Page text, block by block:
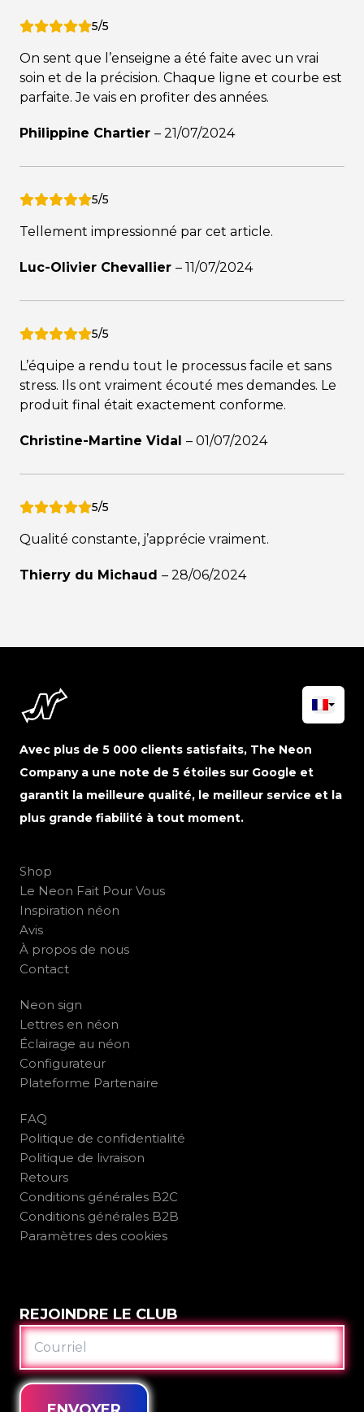
5/5
On sent que l’enseigne a été faite avec un vrai
soin et de la précision. Chaque ligne et courbe est
parfaite. Je vais en profiter des années.
Philippine Chartier – 21/07/2024
5/5
Tellement impressionné par cet article.
Luc-Olivier Chevallier – 11/07/2024
5/5
L’équipe a rendu tout le processus facile et sans
stress. Ils ont vraiment écouté mes demandes. Le
produit final était exactement conforme.
Christine-Martine Vidal – 01/07/2024
5/5
Qualité constante, j’apprécie vraiment.
Thierry du Michaud – 28/06/2024
Avec plus de 5 000 clients satisfaits, The Neon
Company a une note de 5 étoiles sur Google et
garantit la meilleure qualité, le meilleur service et la
plus grande fiabilité à tout moment.
Shop
Le Neon Fait Pour Vous
Inspiration néon
Avis
À propos de nous
Contact
Neon sign
Lettres en néon
Éclairage au néon
Configurateur
Plateforme Partenaire
FAQ
Politique de confidentialité
Politique de livraison
Retours
Conditions générales B2C
Conditions générales B2B
Paramètres des cookies
REJOINDRE LE CLUB
COURRIEL